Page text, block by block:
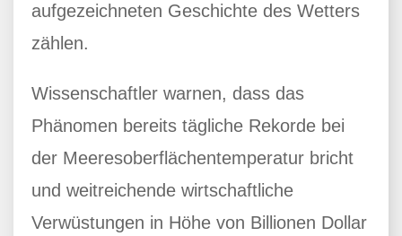
aufgezeichneten Geschichte des Wetters
zählen.
Wissenschaftler warnen, dass das
Phänomen bereits tägliche Rekorde bei
der Meeresoberflächentemperatur bricht
und weitreichende wirtschaftliche
Verwüstungen in Höhe von Billionen Dollar